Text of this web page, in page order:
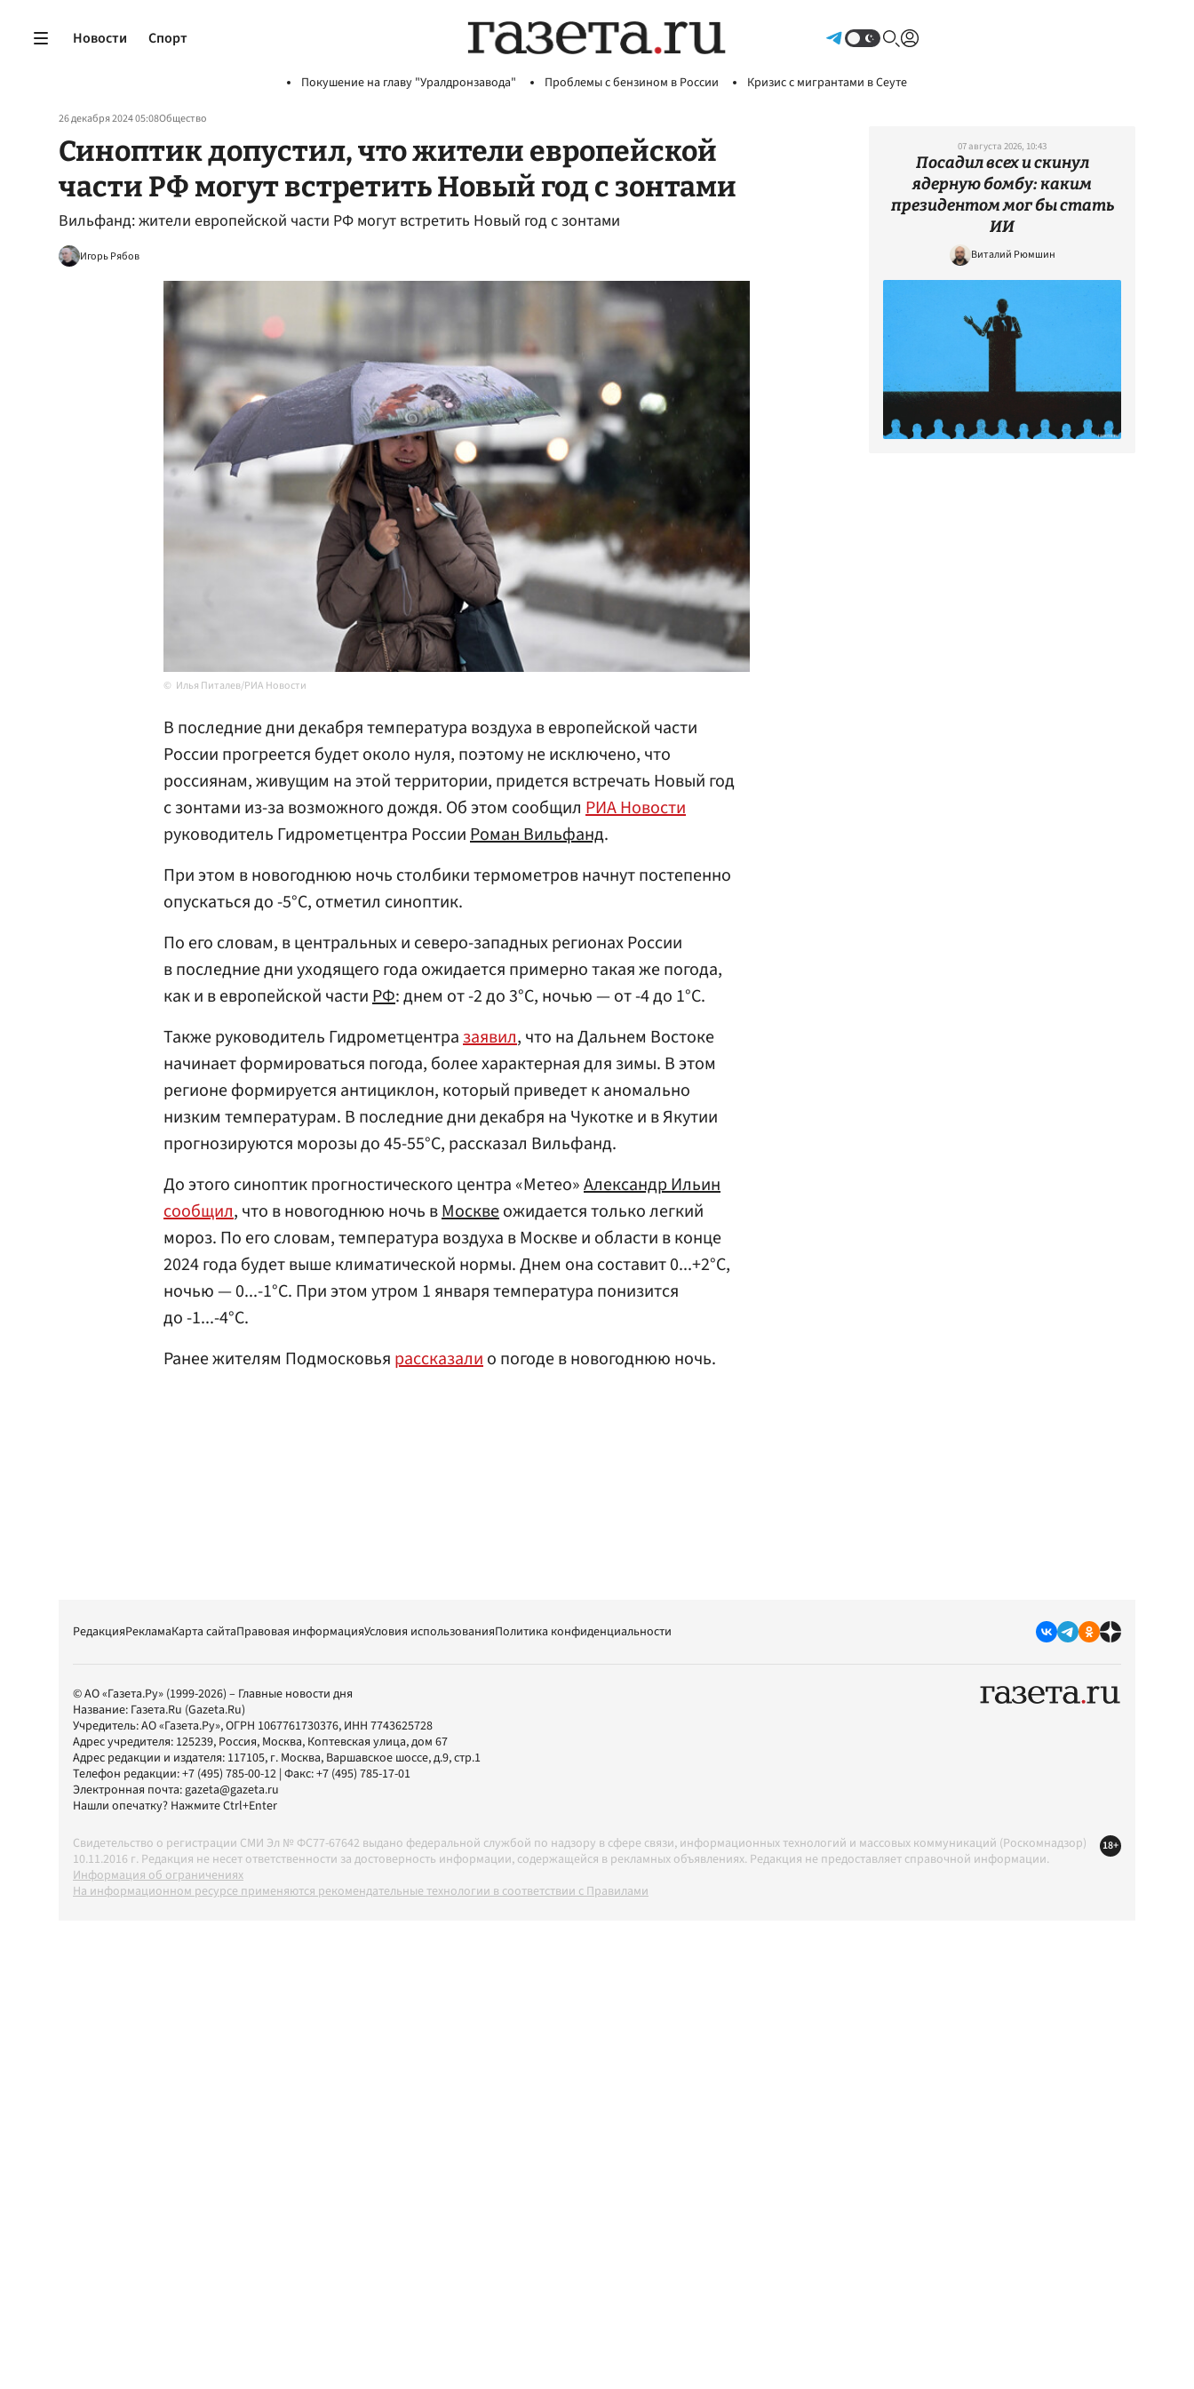
Новости Спорт
Покушение на главу "Уралдронзавода" Проблемы с бензином в России Кризис с мигрантами в Сеуте
26 декабря 2024 05:08Общество
Синоптик допустил, что жители европейской
части РФ могут встретить Новый год с зонтами
Вильфанд: жители европейской части РФ могут встретить Новый год с зонтами
Игорь Рябов
Илья Питалев/РИА Новости
В последние дни декабря температура воздуха в европейской части
России прогреется будет около нуля, поэтому не исключено, что
россиянам, живущим на этой территории, придется встречать Новый год
с зонтами из-за возможного дождя. Об этом сообщил РИА Новости
руководитель Гидрометцентра РоссииРоман Вильфанд.
При этом в новогоднюю ночь столбики термометров начнут постепенно
опускаться до -5°С, отметил синоптик.
По его словам, в центральных и северо-западных регионах России
в последние дни уходящего года ожидается примерно такая же погода,
как и в европейской частиРФ: днем от -2 до 3°С, ночью — от -4 до 1°С.
Также руководитель Гидрометцентразаявил, что на Дальнем Востоке
начинает формироваться погода, более характерная для зимы. В этом
регионе формируется антициклон, который приведет к аномально
низким температурам. В последние дни декабря на Чукотке и в Якутии
прогнозируются морозы до 45-55°C, рассказал Вильфанд.
До этого синоптик прогностического центра «Метео»Александр Ильин
сообщил, что в новогоднюю ночь вМосквеожидается только легкий
мороз. По его словам, температура воздуха в Москве и области в конце
2024 года будет выше климатической нормы. Днем она составит 0...+2°С,
ночью — 0...-1°С. При этом утром 1 января температура понизится
до -1...-4°С.
Ранее жителям Подмосковья рассказалио погоде в новогоднюю ночь.
07 августа 2026, 10:43
Посадил всех и скинул
ядерную бомбу: каким
президентом мог бы стать
ИИ
Виталий Рюмшин
РедакцияРекламаКарта сайтаПравовая информацияУсловия использованияПолитика конфиденциальности
© АО «Газета.Ру» (1999-2026) – Главные новости дня
Название: Газета.Ru (Gazeta.Ru)
Учредитель:АО «Газета.Ру», ОГРН 1067761730376, ИНН 7743625728
Адрес учредителя: 125239, Россия, Москва, Коптевская улица, дом 67
Адрес редакции и издателя: 117105, г. Москва, Варшавское шоссе, д.9, стр.1
Телефон редакции:+7 (495) 785-00-12 | Факс:+7 (495) 785-17-01
Электронная почта:gazeta@gazeta.ru
Нашли опечатку? Нажмите Ctrl+Enter
Свидетельство о регистрации СМИ Эл № ФС77-67642 выдано федеральной службой по надзору в сфере связи, информационных технологий и массовых коммуникаций (Роскомнадзор)
10.11.2016 г. Редакция не несет ответственности за достоверность информации, содержащейся в рекламных объявлениях. Редакция не предоставляет справочной информации.
Информация об ограничениях
На информационном ресурсе применяются рекомендательные технологии в соответствии с Правилами
18+